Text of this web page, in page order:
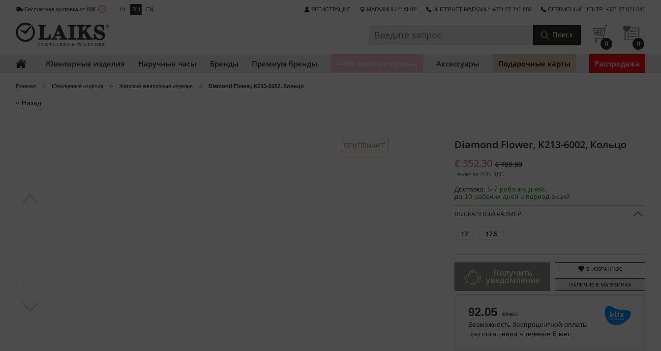
Бесплатная доставка от 80€ LV RU EN РЕГИСТРАЦИЯ МАГАЗИНЫ "LAIKS" ИНТЕРНЕТ МАГАЗИН: +371 27 241 888 СЕРВИСНЫЙ ЦЕНТР: +371 27 021 041
0 0
Ювелирные изделия Наручные часы Бренды Премиум бренды Аксессуары Подарочные карты Распродажа
Главная Ювелирные изделия Женские ювелирные изделия Diamond Flower, K213-6002, Кольцо
« Назад
БРИЛЛИАНТ
Diamond Flower, K213-6002, Кольцо
€ 552.30 € 789.00
включая 21% НДС
Доставка: 5-7 рабочих дней,
до 10 рабочих дней в период акций
ВЫБРАННЫЙ РАЗМЕР
17 17.5
Получить
уведомление
В ИЗБРАННОЕ
НАЛИЧИЕ В МАГАЗИНАХ